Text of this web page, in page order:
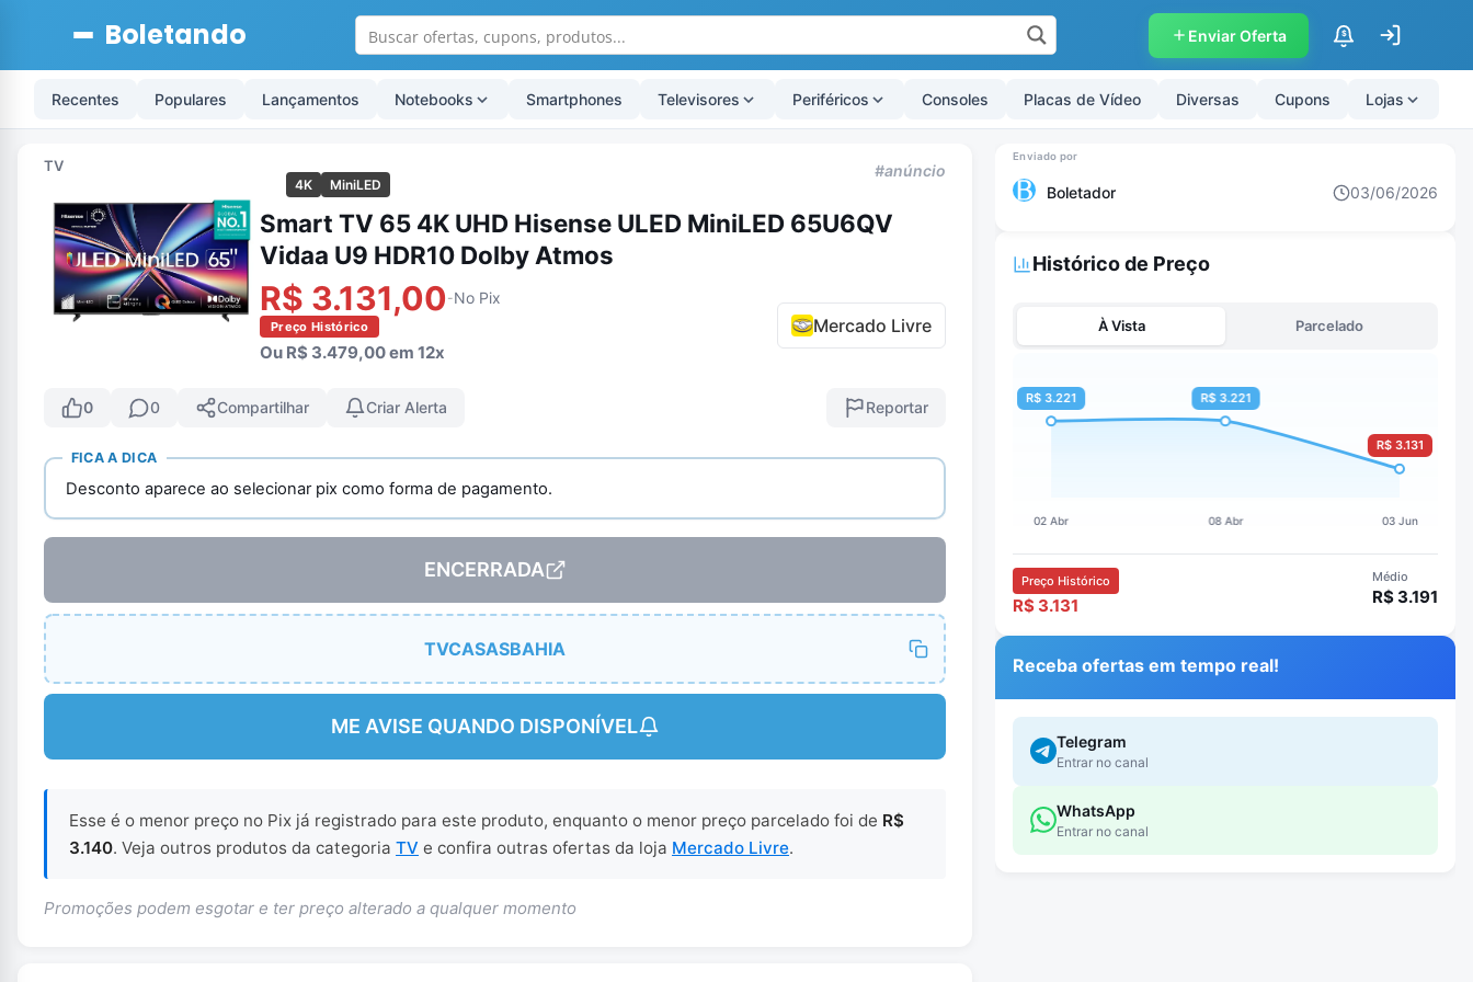
Boletando Enviar Oferta $
Recentes Populares Lançamentos Notebooks Smartphones Televisores Periféricos Consoles Placas de Vídeo Diversas Cupons Lojas
TV
4K MiniLED
#anúncio
Smart TV 65 4K UHD Hisense ULED MiniLED 65U6QV
Vidaa U9 HDR10 Dolby Atmos
R$ 3.131,00 -No Pix
Preço Histórico
Ou R$ 3.479,00 em 12x
Mercado Livre
0 0 Compartilhar Criar Alerta Reportar
FICA A DICA
Desconto aparece ao selecionar pix como forma de pagamento.
ENCERRADA
TVCASASBAHIA
ME AVISE QUANDO DISPONÍVEL
Esse é o menor preço no Pix já registrado para este produto, enquanto o menor preço parcelado foi de R$
3.140. Veja outros produtos da categoria TV e confira outras ofertas da loja Mercado Livre.
Promoções podem esgotar e ter preço alterado a qualquer momento
Boletador 03/06/2026
Histórico de Preço
À Vista Parcelado
Preço Histórico
R$ 3.131
Médio
R$ 3.191
Receba ofertas em tempo real!
Telegram
Entrar no canal
WhatsApp
Entrar no canal